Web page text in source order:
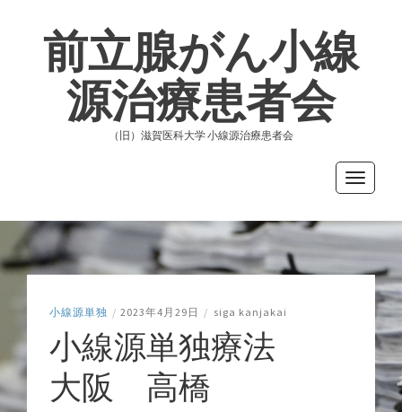
前立腺がん小線
源治療患者会
（旧）滋賀医科大学 小線源治療患者会
Toggle
小線源単独 / 2023年4月29日 / siga kanjakai
小線源単独療法
大阪 高橋